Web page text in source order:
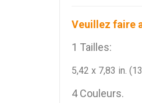
Veuillez faire
1 Tailles:
5,42 x 7,83 in.
4 Couleurs.